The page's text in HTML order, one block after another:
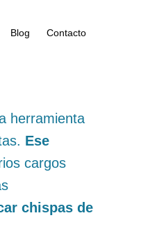
Blog Contacto
herramienta
Ese
cargos
chispas de